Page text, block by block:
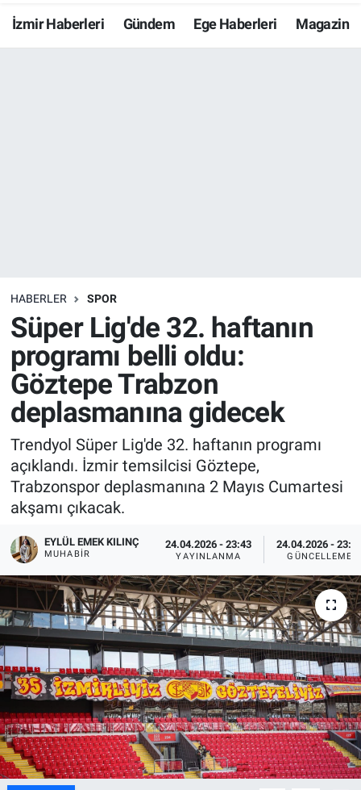
İzmir Haberleri Gündem Ege Haberleri Magazin
HABERLER SPOR
Süper Lig'de 32. haftanın
programı belli oldu:
Göztepe Trabzon
deplasmanına gidecek
Trendyol Süper Lig'de 32. haftanın programı
açıklandı. İzmir temsilcisi Göztepe,
Trabzonspor deplasmanına 2 Mayıs Cumartesi
akşamı çıkacak.
EYLÜL EMEK KILINÇ
MUHABIR
24.04.2026 - 23:43
YAYINLANMA
24.04.2026 -
GÜNCELLEME
Resmi İlanlar